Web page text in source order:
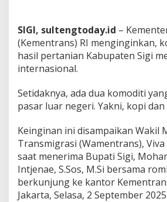
SIGI, sultengtoday.id –
(Kementrans) RI menginginkan,
hasil pertanian Kabupaten Sigi
internasional.
Setidaknya, ada dua komoditi
pasar luar negeri. Yakni, kopi dan
Keinginan ini disampaikan Wakil
Transmigrasi (Wamentrans),
saat menerima Bupati Sigi,
Intjenae, S.Sos, M.Si bersama
berkunjung ke kantor
Jakarta, Selasa, 2 September 2025.